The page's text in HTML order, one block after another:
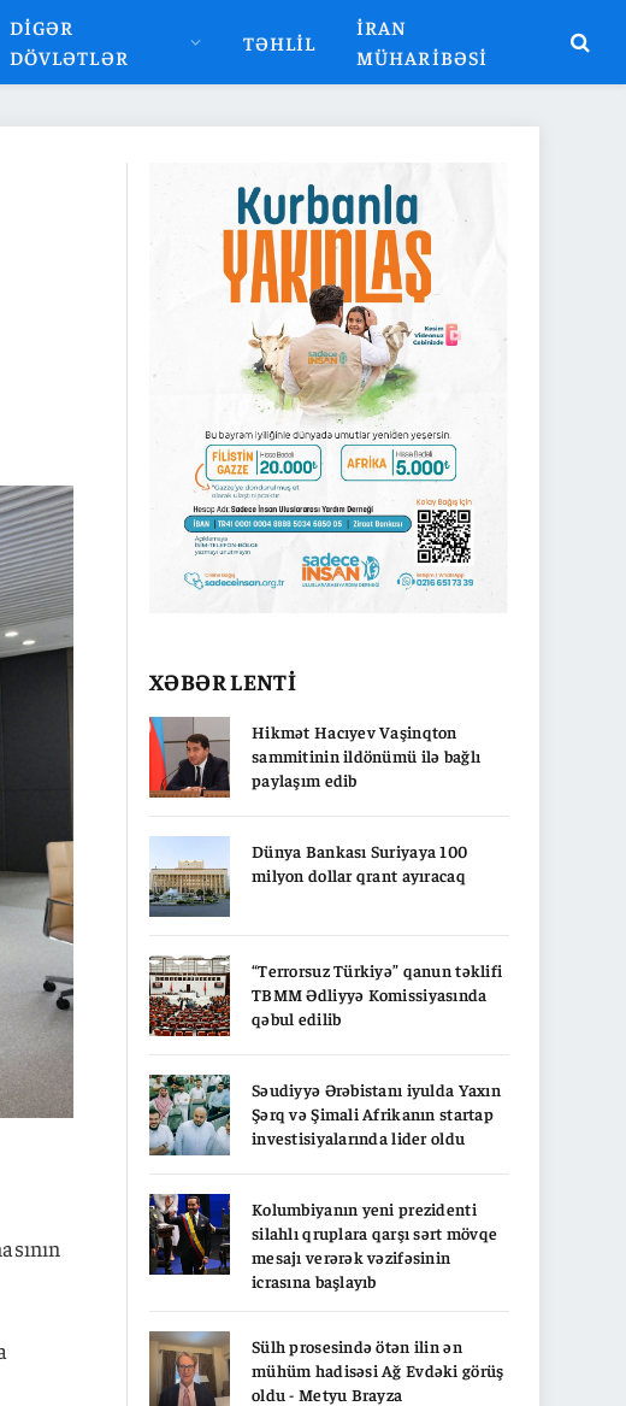
DIGƏR
DÖVLƏTLƏR
TƏHLIL
İRAN
MÜHARIBƏSI
XƏBƏR LENTİ
Hikmət Hacıyev Vaşinqton
sammitinin ildönümü ilə bağlı
paylaşım edib
Dünya Bankası Suriyaya 100
milyon dollar qrant ayıracaq
“Terrorsuz Türkiyə” qanun təklifi
TBMM Ədliyyə Komissiyasında
qəbul edilib
Səudiyyə Ərəbistanı iyulda Yaxın
Şərq və Şimali Afrikanın startap
investisiyalarında lider oldu
Kolumbiyanın yeni prezidenti
silahlı qruplara qarşı sərt mövqe
mesajı verərək vəzifəsinin
icrasına başlayıb
Sülh prosesində ötən ilin ən
mühüm hadisəsi Ağ Evdəki görüş
oldu - Metyu Brayza